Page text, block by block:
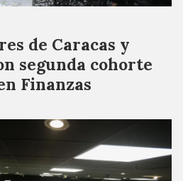
de Caracas y
segunda cohorte
Finanzas